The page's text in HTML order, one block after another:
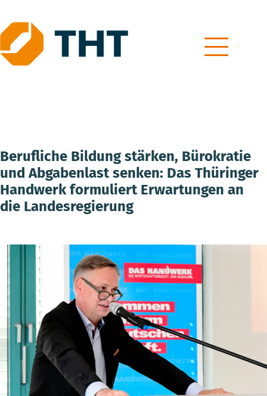
to
content
Berufliche Bildung stärken, Bürokratie
und Abgabenlast senken: Das Thüringer
Handwerk formuliert Erwartungen an
die Landesregierung